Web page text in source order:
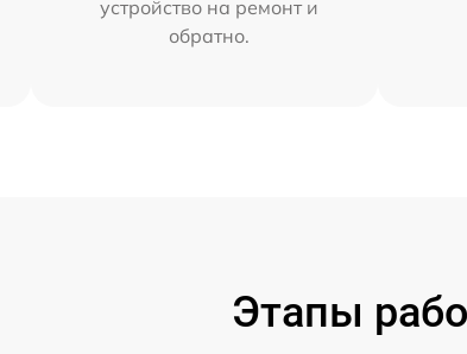
устройство на ремонт и
обратно.
Этапы